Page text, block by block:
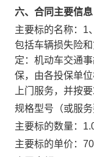
六、合同主要信息
主要标的名称：1
包括车辆损失险
定：机动车交通
保，由各投保单
上门服务，并按
规格型号（或服
主要标的数量：
主要标的单价：